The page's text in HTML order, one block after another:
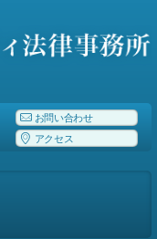
お問い合わせ
アクセス